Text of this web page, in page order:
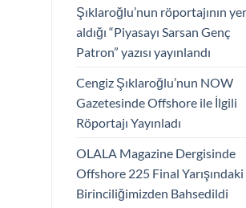
Şıklaroğlu’nun röportajının yer
aldığı “Piyasayı Sarsan Genç
Patron” yazısı yayınlandı
Cengiz Şıklaroğlu’nun NOW
Gazetesinde Offshore ile İlgili
Röportajı Yayınladı
OLALA Magazine Dergisinde
Offshore 225 Final Yarışındaki
Birinciliğimizden Bahsedildi